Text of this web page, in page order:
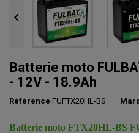

Batterie moto
- 12V - 18.9Ah
Référence FUFTX20HL-BS
Batterie moto FTX20HL-BS